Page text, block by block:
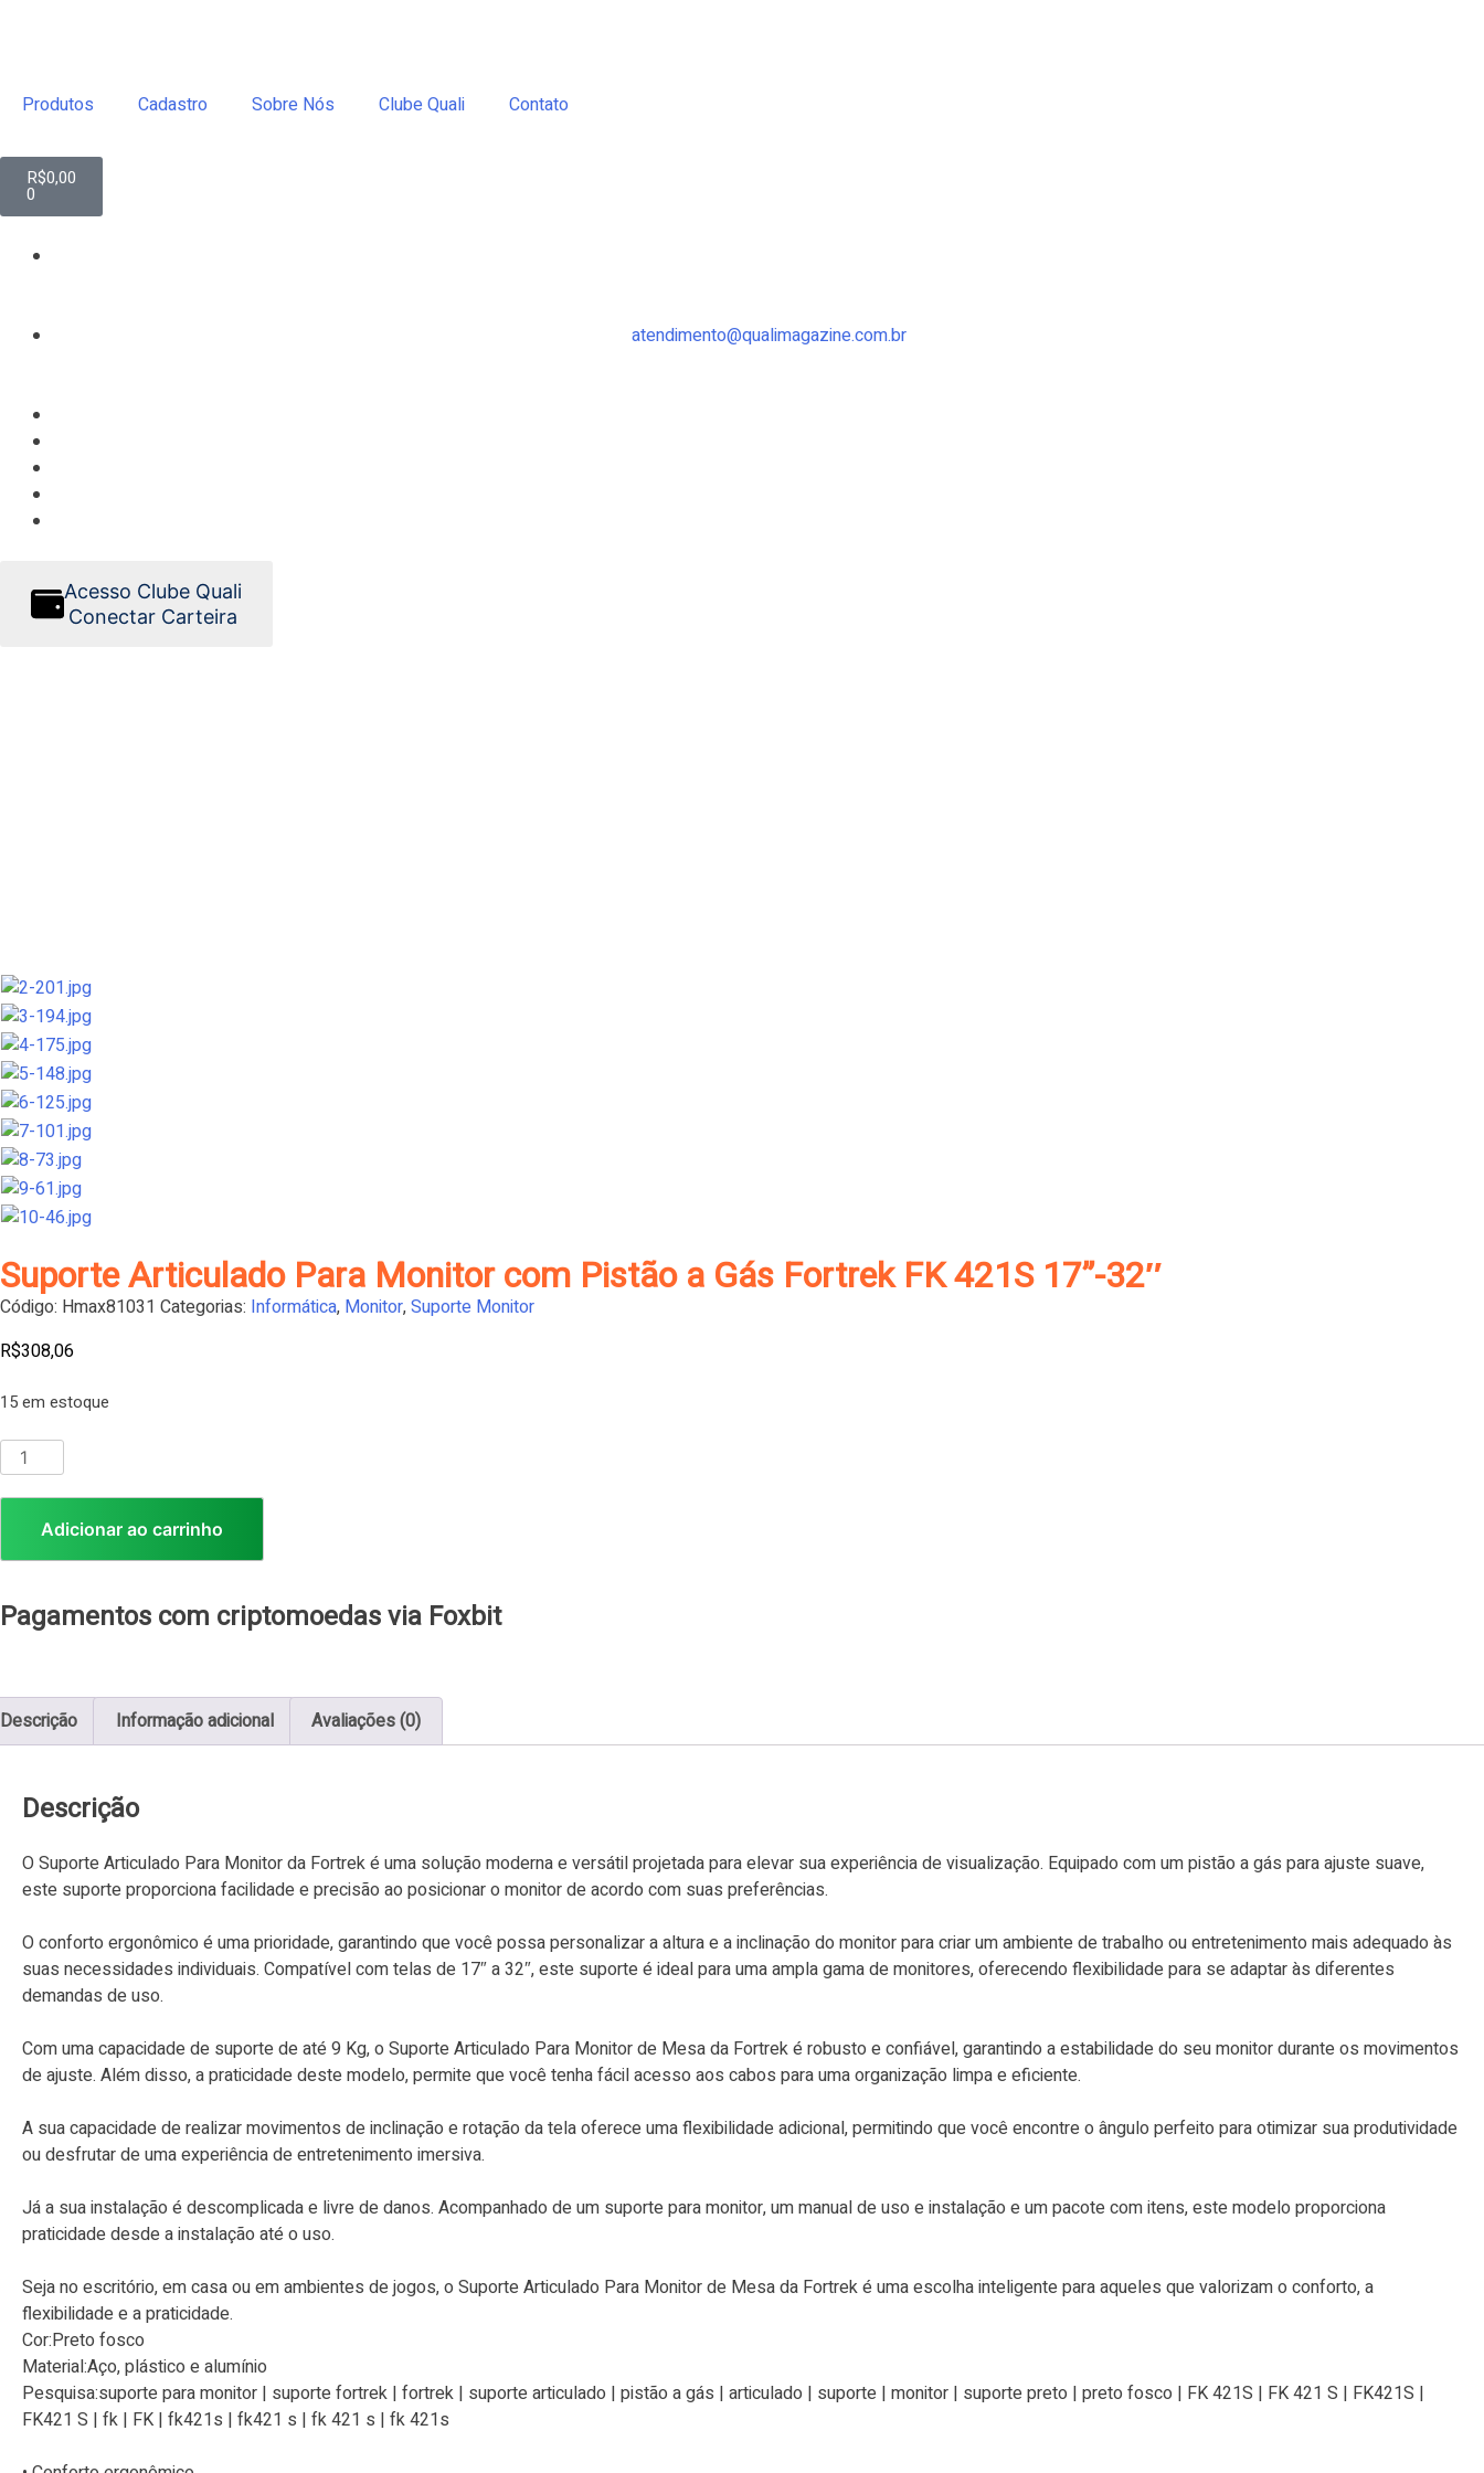
Produtos Cadastro Sobre Nós Clube Quali Contato
R$0,00
0
atendimento@qualimagazine.com.br
Acesso Clube Quali
Conectar Carteira
Suporte Articulado Para Monitor com Pistão a Gás Fortrek FK 421S 17”-32″
Código: Hmax81031 Categorias: Informática, Monitor,Suporte Monitor
R$308,06
15 em estoque
Adicionar ao carrinho
Pagamentos com criptomoedas via Foxbit
Descrição Informação adicional Avaliações (0)
Descrição
O Suporte Articulado Para Monitor da Fortrek é uma solução moderna e versátil projetada para elevar sua experiência de visualização. Equipado com um pistão a gás para ajuste suave,
este suporte proporciona facilidade e precisão ao posicionar o monitor de acordo com suas preferências.
O conforto ergonômico é uma prioridade, garantindo que você possa personalizar a altura e a inclinação do monitor para criar um ambiente de trabalho ou entretenimento mais adequado às
suas necessidades individuais. Compatível com telas de 17″ a 32″, este suporte é ideal para uma ampla gama de monitores, oferecendo flexibilidade para se adaptar às diferentes
demandas de uso.
Com uma capacidade de suporte de até 9 Kg, o Suporte Articulado Para Monitor de Mesa da Fortrek é robusto e confiável, garantindo a estabilidade do seu monitor durante os movimentos
de ajuste. Além disso, a praticidade deste modelo, permite que você tenha fácil acesso aos cabos para uma organização limpa e eficiente.
A sua capacidade de realizar movimentos de inclinação e rotação da tela oferece uma flexibilidade adicional, permitindo que você encontre o ângulo perfeito para otimizar sua produtividade
ou desfrutar de uma experiência de entretenimento imersiva.
Já a sua instalação é descomplicada e livre de danos. Acompanhado de um suporte para monitor, um manual de uso e instalação e um pacote com itens, este modelo proporciona
praticidade desde a instalação até o uso.
Seja no escritório, em casa ou em ambientes de jogos, o Suporte Articulado Para Monitor de Mesa da Fortrek é uma escolha inteligente para aqueles que valorizam o conforto, a
flexibilidade e a praticidade.
Cor:Preto fosco
Material:Aço, plástico e alumínio
Pesquisa:suporte para monitor | suporte fortrek | fortrek | suporte articulado | pistão a gás | articulado | suporte | monitor | suporte preto | preto fosco | FK 421S | FK 421 S | FK421S |
FK421 S | fk | FK | fk421s | fk421 s | fk 421 s | fk 421s